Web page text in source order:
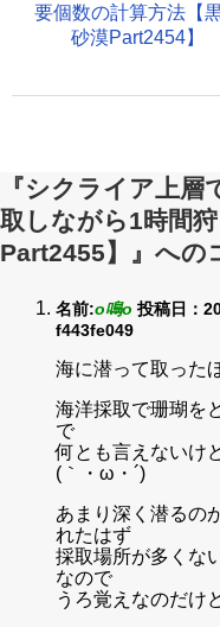
要個数の計算方法【
砂漠Part2454】
『シクライア上
取しながら1時間
Part2455】』への
名前:o鳴o 投稿日：
f443fe049
海に潜って取った
海洋採取で珊瑚を
で
何とも言えないけ
(｀・ω・´)
あまり深く潜るの
れたはず
採取場所が多くな
なので
うろ覚えなのだけ